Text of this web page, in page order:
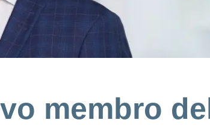
membro